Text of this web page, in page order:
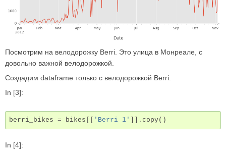
Посмотрим на велодорожку Berri. Это улица в Монреале, с
довольно важной велодорожкой.
Создадим dataframe только с велодорожкой Berri.
In [3]:
berri_bikes = bikes 'Berri 1' . copy()
In [4]: